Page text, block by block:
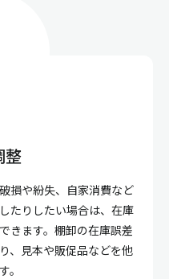
整
損や紛失、自家消費など
たりしたい場合は、在庫
きます。棚卸の在庫誤差
、見本や販促品などを他
。